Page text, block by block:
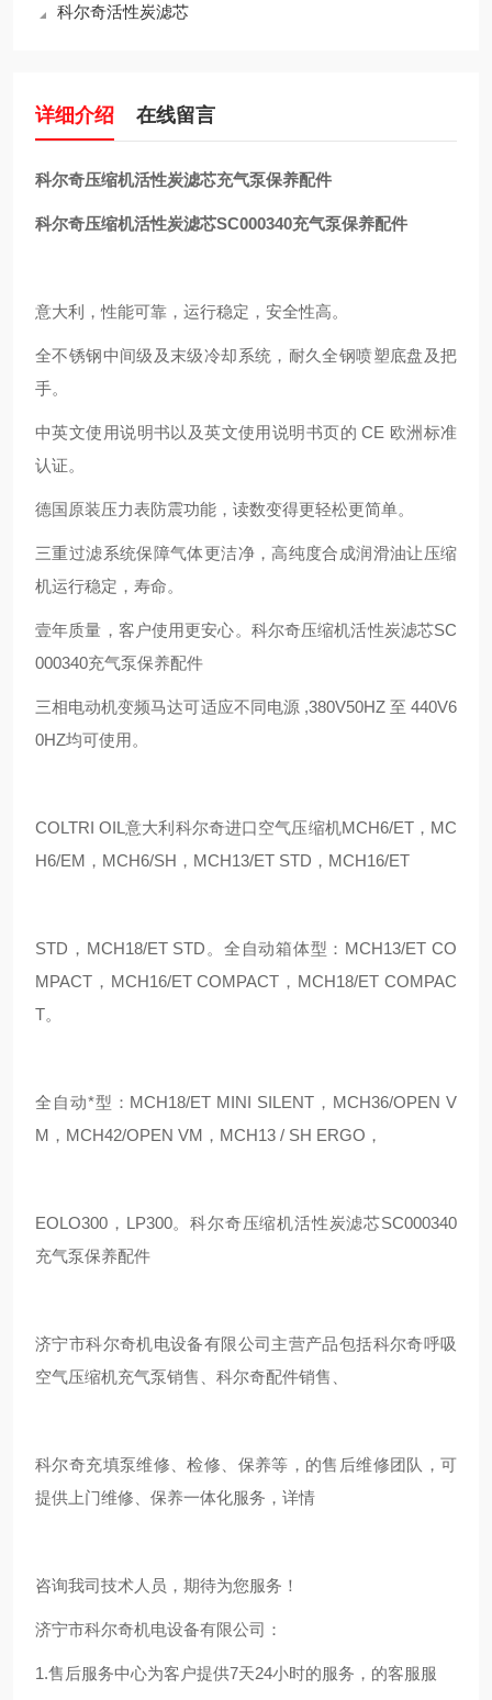
科尔奇活性炭滤芯
详细介绍 在线留言
科尔奇压缩机活性炭滤芯充气泵保养配件
科尔奇压缩机活性炭滤芯SC000340充气泵保养配件
意大利，性能可靠，运行稳定，安全性高。
全不锈钢中间级及末级冷却系统，耐久全钢喷塑底盘及把
手。
中英文使用说明书以及英文使用说明书页的 CE 欧洲标准
认证。
德国原装压力表防震功能，读数变得更轻松更简单。
三重过滤系统保障气体更洁净，高纯度合成润滑油让压缩
机运行稳定，寿命。
壹年质量，客户使用更安心。科尔奇压缩机活性炭滤芯SC
000340充气泵保养配件
三相电动机变频马达可适应不同电源 ,380V50HZ 至 440V6
0HZ均可使用。
COLTRI OIL意大利科尔奇进口空气压缩机MCH6/ET，MC
H6/EM，MCH6/SH，MCH13/ET STD，MCH16/ET
STD，MCH18/ET STD。全自动箱体型：MCH13/ET CO
MPACT，MCH16/ET COMPACT，MCH18/ET COMPAC
T。
全自动*型：MCH18/ET MINI SILENT，MCH36/OPEN V
M，MCH42/OPEN VM，MCH13 / SH ERGO，
EOLO300，LP300。科尔奇压缩机活性炭滤芯SC000340
充气泵保养配件
济宁市科尔奇机电设备有限公司主营产品包括科尔奇呼吸
空气压缩机充气泵销售、科尔奇配件销售、
科尔奇充填泵维修、检修、保养等，的售后维修团队，可
提供上门维修、保养一体化服务，详情
咨询我司技术人员，期待为您服务！
济宁市科尔奇机电设备有限公司：
1.售后服务中心为客户提供7天24小时的服务，的客服服